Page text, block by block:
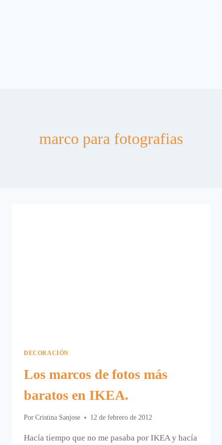
marco para fotografias
DECORACIÓN
Los marcos de fotos más
baratos en IKEA.
Por Cristina Sanjose 12 de febrero de 2012
Hacía tiempo que no me pasaba por IKEA y hacía